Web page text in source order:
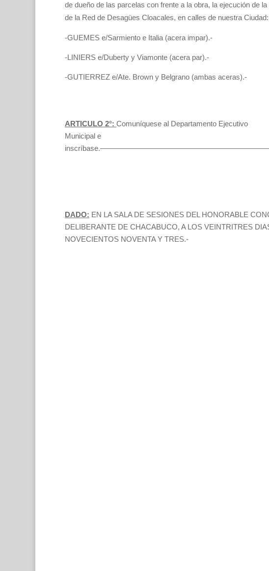
de dueño de las parcelas con frente a la obra, la ejecución de
de la Red de Desagües Cloacales, en calles de nuestra Ciudad:
-GUEMES e/Sarmiento e Italia (acera impar).-
-LINIERS e/Duberty y Viamonte (acera par).-
-GUTIERREZ e/Ate. Brown y Belgrano (ambas aceras).-
ARTICULO 2°: Comuníquese al Departamento Ejecutivo
Municipal e
DADO: EN LA SALA DE SESIONES DEL HONORABLE
DELIBERANTE DE CHACABUCO, A LOS VEINTRITRES
NOVECIENTOS NOVENTA Y TRES.-